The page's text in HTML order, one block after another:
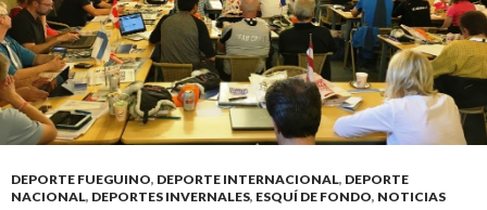
DEPORTE FUEGUINO, DEPORTE INTERNACIONAL, DEPORTE
NACIONAL, DEPORTES INVERNALES, ESQUÍ DE FONDO, NOTICIAS